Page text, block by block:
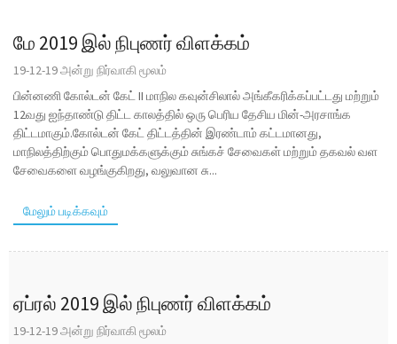
மே 2019 இல் நிபுணர் விளக்கம்
19-12-19 அன்று நிர்வாகி மூலம்
பின்னணி கோல்டன் கேட் II மாநில கவுன்சிலால் அங்கீகரிக்கப்பட்டது மற்றும்
12வது ஐந்தாண்டு திட்ட காலத்தில் ஒரு பெரிய தேசிய மின்-அரசாங்க
திட்டமாகும்.கோல்டன் கேட் திட்டத்தின் இரண்டாம் கட்டமானது,
மாநிலத்திற்கும் பொதுமக்களுக்கும் சுங்கச் சேவைகள் மற்றும் தகவல் வள
சேவைகளை வழங்குகிறது, வலுவான சு...
மேலும் படிக்கவும்
ஏப்ரல் 2019 இல் நிபுணர் விளக்கம்
19-12-19 அன்று நிர்வாகி மூலம்